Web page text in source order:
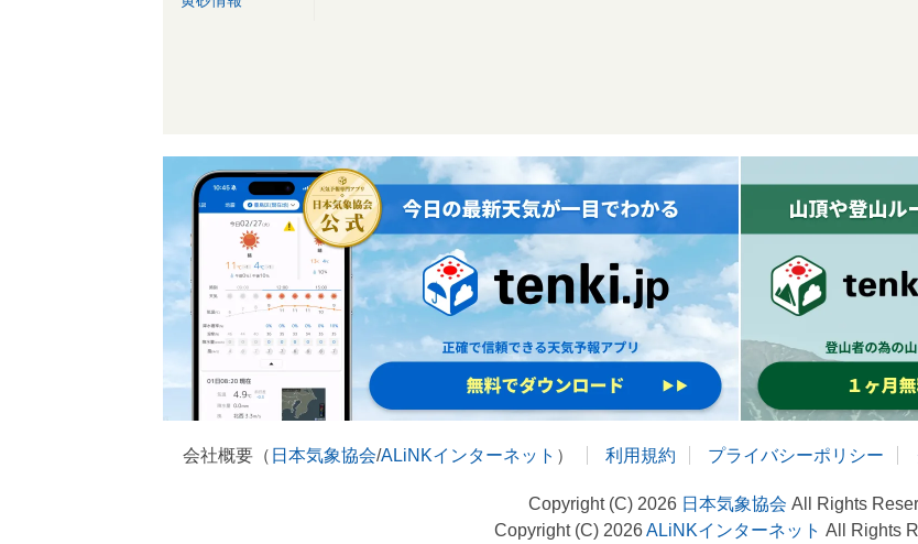
会社概要（ 日本気象協会/ALiNKインターネット ） 利用規約 プライバシーポリシー
Copyright (C) 2026 日本気象協会 All Rights
Copyright (C) 2026ALiNKインターネット All Rights